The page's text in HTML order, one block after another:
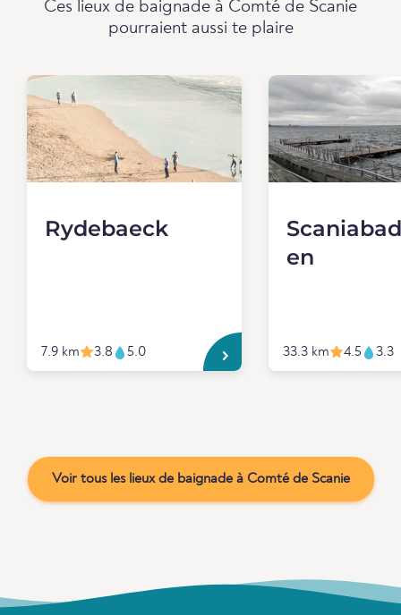
Ces lieux de baignade à Comté de Scanie
pourraient aussi te plaire
Rydebaeck
7.9 km 3.8 5.0
en
33.3 km 4.5 3.3
Voir tous les lieux de baignade à Comté de Scanie